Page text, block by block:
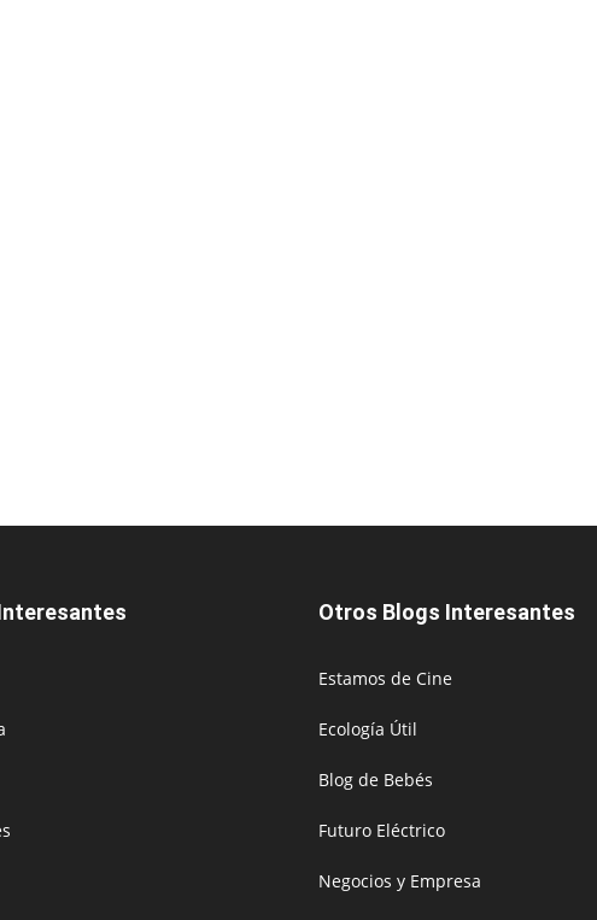
Otros Blogs Interesantes
Estamos de Cine
Ecología Útil
Blog de Bebés
Futuro Eléctrico
Negocios y Empresa